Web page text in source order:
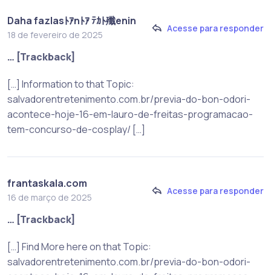
Daha fazlasﾄｱnﾄｱ ﾃｶﾄ殲enin
18 de fevereiro de 2025
Acesse para responder
… [Trackback]
[…] Information to that Topic:
salvadorentretenimento.com.br/previa-do-bon-odori-
acontece-hoje-16-em-lauro-de-freitas-programacao-
tem-concurso-de-cosplay/ […]
frantaskala.com
16 de março de 2025
Acesse para responder
… [Trackback]
[…] Find More here on that Topic:
salvadorentretenimento.com.br/previa-do-bon-odori-